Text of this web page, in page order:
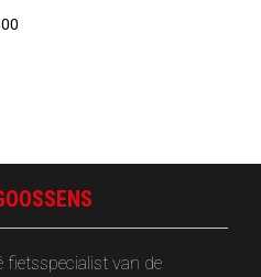
fietsspecialist van de